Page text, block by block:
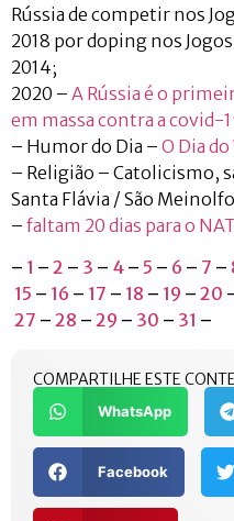
Rússia de competir nos
2018 por doping nos
2014;
2020 – A Rússia é o
em massa contra a covid-
– Humor do Dia – O Dia
– Religião – Catolicismo,
Santa Flávia / São
– faltam 20 dias para o
– 1 – 2 – 3 – 4 – 5 – 6 – 7 –
15 – 16 – 17 – 18 – 19 – 20
27 – 28 – 29 – 30 – 31 –
COMPARTILHE ESTE
WhatsApp
Facebook